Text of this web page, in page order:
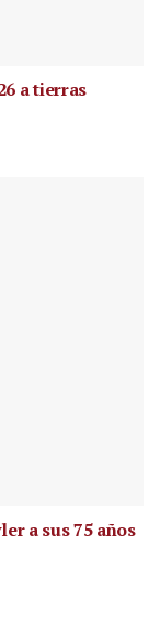
a tierras
a sus 75 años